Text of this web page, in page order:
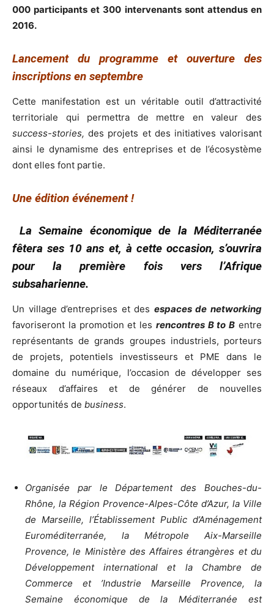
000 participants et 300 intervenants sont attendus en
2016.
Lancement du programme et ouverture des
inscriptions en septembre
Cette manifestation est un véritable outil d’attractivité
territoriale qui permettra de mettre en valeur des
success-stories,des projets et des initiatives valorisant
ainsi le dynamisme des entreprises et de l’écosystème
dont elles font partie.
Une édition événement !
La Semaine économique de la Méditerranée
fêtera ses 10 ans et, à cette occasion, s’ouvrira
pour la première fois vers l’Afrique
subsaharienne.
Un village d’entreprises et des espaces de networking
favoriseront la promotion et les rencontres B to B entre
représentants de grands groupes industriels, porteurs
de projets, potentiels investisseurs et PME dans le
domaine du numérique, l’occasion de développer ses
réseaux d’affaires et de générer de nouvelles
opportunités de business.
Organisée par le Département des Bouches-du-
Rhône, la Région Provence-Alpes-Côte d’Azur, la Ville
de Marseille, l’Établissement Public d’Aménagement
Euroméditerranée, la Métropole Aix-Marseille
Provence, le Ministère des Affaires étrangères et du
Développement international et la Chambre de
Commerce et ’Industrie Marseille Provence, la
Semaine économique de la Méditerranée est